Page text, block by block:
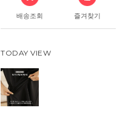
배송조회 즐겨찾기
TODAY VIEW
WISH LIST